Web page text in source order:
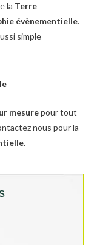
la Terre
évènementielle.
simple
mesurepour tout
nous pour la